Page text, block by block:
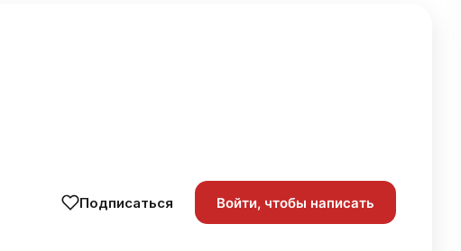
Подписаться Войти, чтобы написать